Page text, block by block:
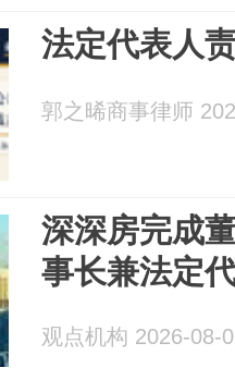
法定代表人
郭之晞商事律师
深深房完成
事长兼法定
观点机构 2026-08-